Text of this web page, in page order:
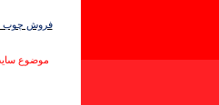
فروش چوب
موضوع